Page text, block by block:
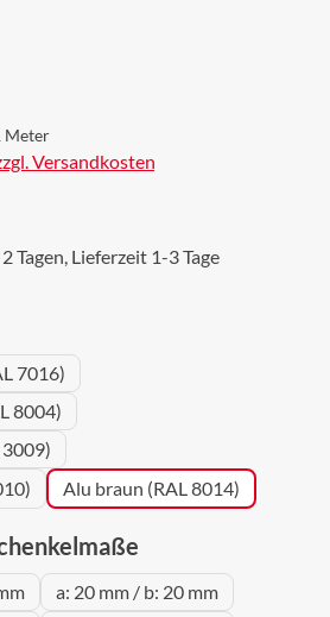
Meter
Versandkosten
Tagen, Lieferzeit 1-3 Tage
7016)
8004)
Alu braun (RAL 8014)
a: 20 mm / b: 20 mm